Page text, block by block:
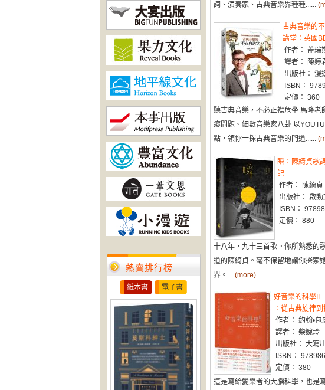
熱賣排行榜
紙本書 電子書
詞、演奏家、古典音樂界種種......
古典音樂的
講堂：英國
作者： 蓋瑞
譯者： 陳婷
出版社： 漫
ISBN：
定價： 360
聽古典音樂，不必正襟危坐 馬隆老
癡問題、細數音樂家八卦 以
點，領你一探古典音樂的門道......
瞬：陳綺貞歌
記
作者： 陳綺貞
出版社： 啟動
ISBN：
定價： 880
十八年，九十三首歌。你所熟悉的
道的陳綺貞。毫不保留地讓你探索
界。... (more)
好音樂的科學II
：從古典旋律到
作者： 約翰•包
譯者： 柴婉玲
出版社： 大寫
ISBN：
定價： 380
這是寫給愛樂者的大腦科學，也是